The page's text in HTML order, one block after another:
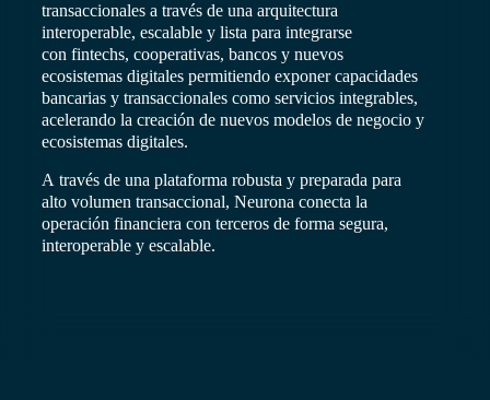
transaccionales a través de una arquitectura
interoperable, escalable y lista para integrarse
con fintechs, cooperativas, bancos y nuevos
ecosistemas digitales permitiendo exponer capacidades
bancarias y transaccionales como servicios integrables,
acelerando la creación de nuevos modelos de negocio y
ecosistemas digitales.
A través de una plataforma robusta y preparada para
alto volumen transaccional, Neurona conecta la
operación financiera con terceros de forma segura,
interoperable y escalable.